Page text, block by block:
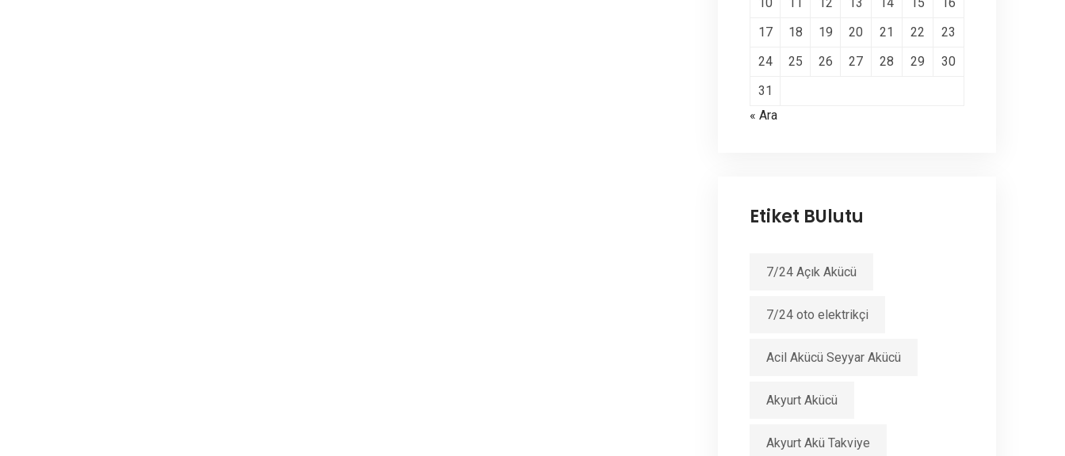
17
18 19 20 21 22
23
24
25 26 27 28 29
30
31
« Ara
Etiket BUlutu
7/24 Açık Akücü
7/24 oto elektrikçi
Acil Akücü Seyyar Akücü
Akyurt Akücü
Akyurt Akü Takviye